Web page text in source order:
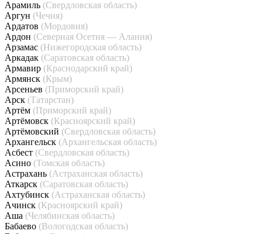
Арамиль (Свердловская область)
Аргун (Чечня)
Ардатов (Мордовия)
Ардон (Северная Осетия — Алания)
Арзамас (Нижегородская область)
Аркадак (Саратовская область)
Армавир (Краснодарский край)
Армянск (Крым)
Арсеньев (Приморский край)
Арск (Татарстан)
Артём (Приморский край)
Артёмовск (Красноярский край)
Артёмовский (Свердловская область)
Архангельск (Архангельская область)
Асбест (Свердловская область)
Асино (Томская область)
Астрахань (Астраханская область)
Аткарск (Саратовская область)
Ахтубинск (Астраханская область)
Ачинск (Красноярский край)
Аша (Челябинская область)
Бабаево (Вологодская область)